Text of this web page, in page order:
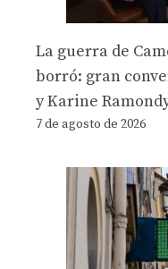
La guerra de
borró: gran
y Karine
7 de agosto de 2026